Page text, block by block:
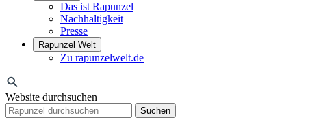
Das ist Rapunzel
Nachhaltigkeit
Presse
Rapunzel Welt
Zu rapunzelwelt.de
Website durchsuchen
Suchen